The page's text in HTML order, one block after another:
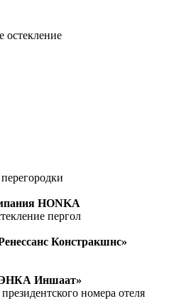
остекление
HONKA
пергол
Констракшнс»
Иншаат»
номера отеля